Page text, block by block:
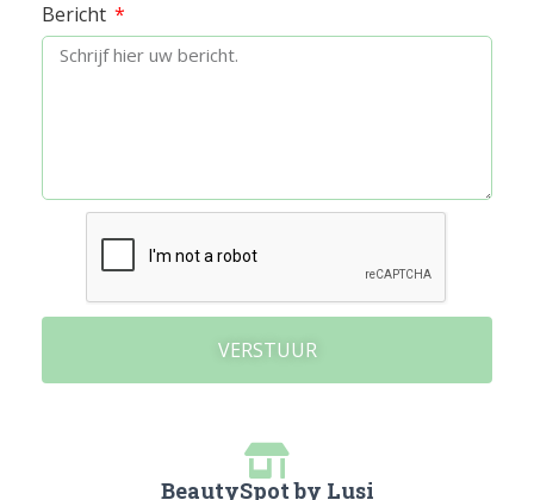
Bericht
VERSTUUR
BeautySpot by Lusi